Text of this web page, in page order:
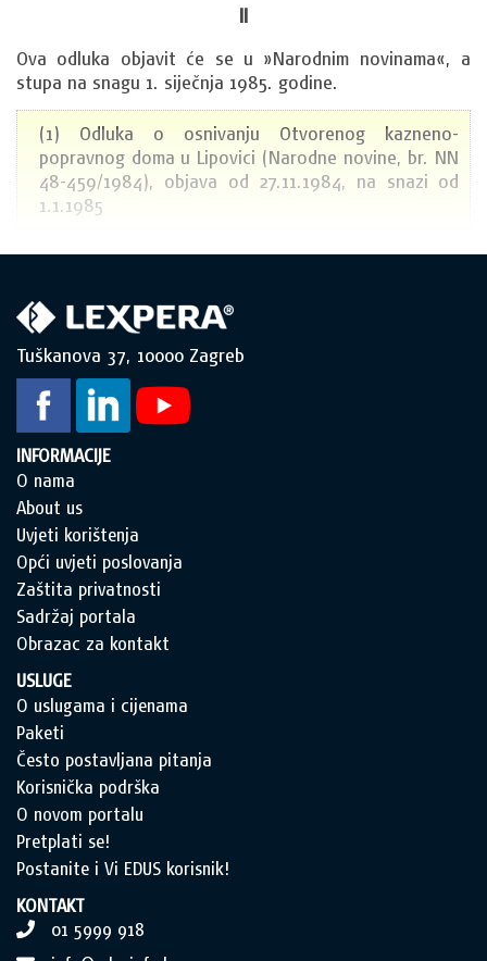
II
Ova odluka objavit će se u »Narodnim novinama«, a
stupa na snagu 1. siječnja 1985. godine.
(1) Odluka o osnivanju Otvorenog kazneno-
popravnog doma u Lipovici (Narodne novine, br. NN
48-459/1984), objava od 27.11.1984, na snazi od
1.1.1985
Tuškanova 37, 10000 Zagreb
INFORMACIJE
O nama
About us
Uvjeti korištenja
Opći uvjeti poslovanja
Zaštita privatnosti
Sadržaj portala
Obrazac za kontakt
USLUGE
O uslugama i cijenama
Paketi
Često postavljana pitanja
Korisnička podrška
O novom portalu
Pretplati se!
Postanite i Vi EDUS korisnik!
KONTAKT
01 5999 918